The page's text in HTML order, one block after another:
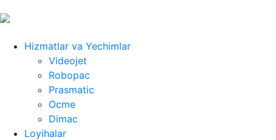
Hizmatlar va Yechimlar
Videojet
Robopac
Prasmatic
Ocme
Dimac
Loyihalar